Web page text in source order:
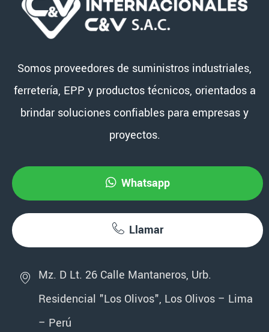
Somos proveedores de suministros industriales,
ferretería, EPP y productos técnicos, orientados a
brindar soluciones confiables para empresas y
proyectos.
Whatsapp
Llamar
Mz. D Lt. 26 Calle Mantaneros, Urb.
Residencial "Los Olivos", Los Olivos – Lima
– Perú